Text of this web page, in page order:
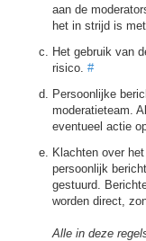
aan de
het in strijd is
Het gebruik van
risico. #
Persoonlijke
moderatieteam.
eventueel actie
Klachten over
persoonlijk
gestuurd.
worden direct,
Alle in deze